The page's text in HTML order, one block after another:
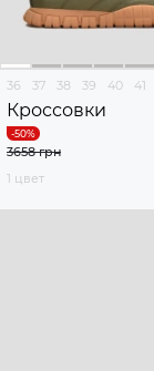
36 37 38 39 40 41
Кроссовки
3658 грн
1 цвет